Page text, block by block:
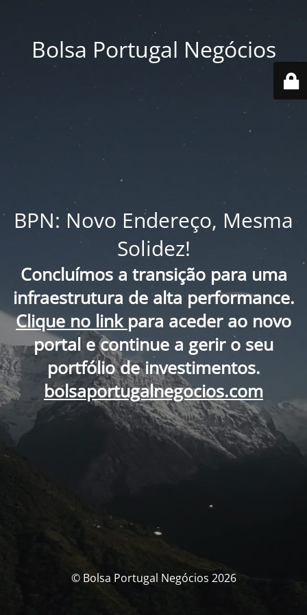
Bolsa Portugal Negócios
BPN: Novo Endereço, Mesma
Solidez!
Concluímos a transição para uma
infraestrutura de alta performance.
Clique no link para aceder ao novo
portal e continue a gerir o seu
portfólio de investimentos.
bolsaportugalnegocios.com
© Bolsa Portugal Negócios 2026